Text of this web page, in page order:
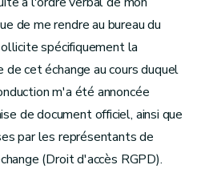
de me rendre au bureau du
spécifiquement la
cet échange au cours duquel
m'a été annoncée
de document officiel, ainsi que
par les représentants de
(Droit d'accès RGPD).